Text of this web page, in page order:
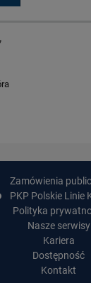
Zamówienia
PKP Polskie Linie
Polityka
Nasze serwisy
Kariera
Dostępność
Kontakt